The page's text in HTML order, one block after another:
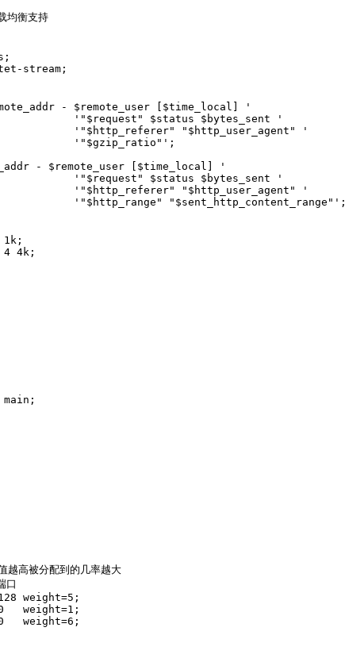
均衡支持
stream;
- $remote_user [$time_local] '
'"$request" $status $bytes_sent '
'"$http_referer" "$http_user_agent" '
'"$gzip_ratio"';
- $remote_user [$time_local] '
'"$request" $status $bytes_sent '
'"$http_referer" "$http_user_agent" '
'"$http_range" "$sent_http_content_range"';
4k;
高被分配到的几率越大
口
weight=5;
weight=1;
weight=6;